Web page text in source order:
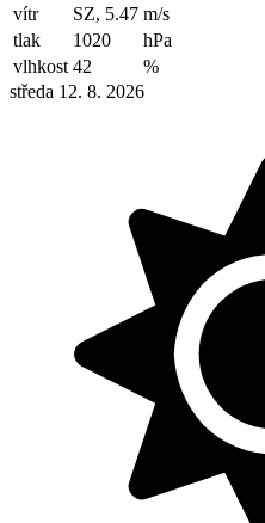
vítr
SZ, 5.47 m/s
tlak
1020
hPa
vlhkost 42
%
středa 12. 8. 2026